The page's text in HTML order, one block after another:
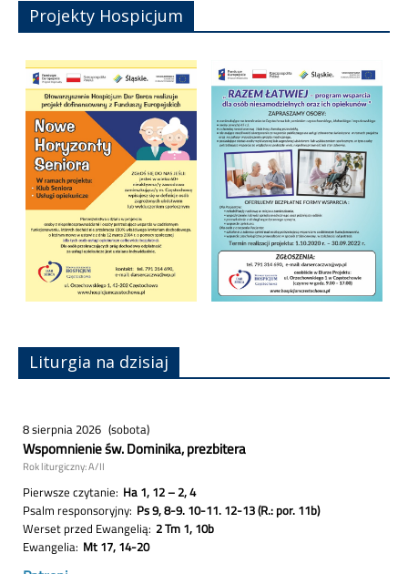
Projekty Hospicjum
Liturgia na dzisiaj